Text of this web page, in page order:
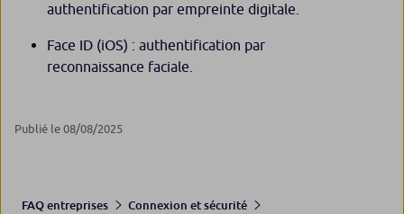
authentification par empreinte digitale.
Face ID (iOS) : authentification par
reconnaissance faciale.
Publié le 08/08/2025
FAQ entreprises
Connexion et sécurité